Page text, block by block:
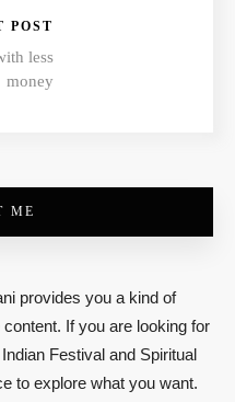
POST
less
money
ME
provides you a kind of
If you are looking for
Festival and Spiritual
to explore what you want.